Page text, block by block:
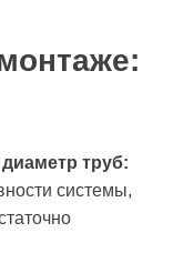
труб:
системы,